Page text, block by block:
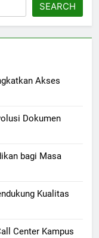
SEARCH
Akses
Dokumen
bagi Masa
Kualitas
Center Kampus